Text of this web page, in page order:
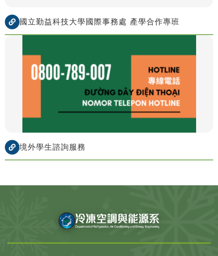
國立勤益科技大學國際事務處 產學合作專班
境外學生諮詢服務